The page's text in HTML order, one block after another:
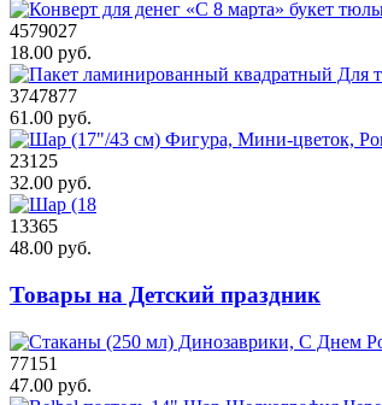
4579027
18.00 руб.
3747877
61.00 руб.
23125
32.00 руб.
13365
48.00 руб.
Товары на Детский праздник
77151
47.00 руб.